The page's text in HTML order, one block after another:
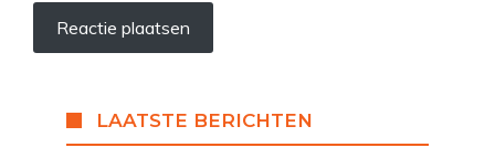
LAATSTE BERICHTEN